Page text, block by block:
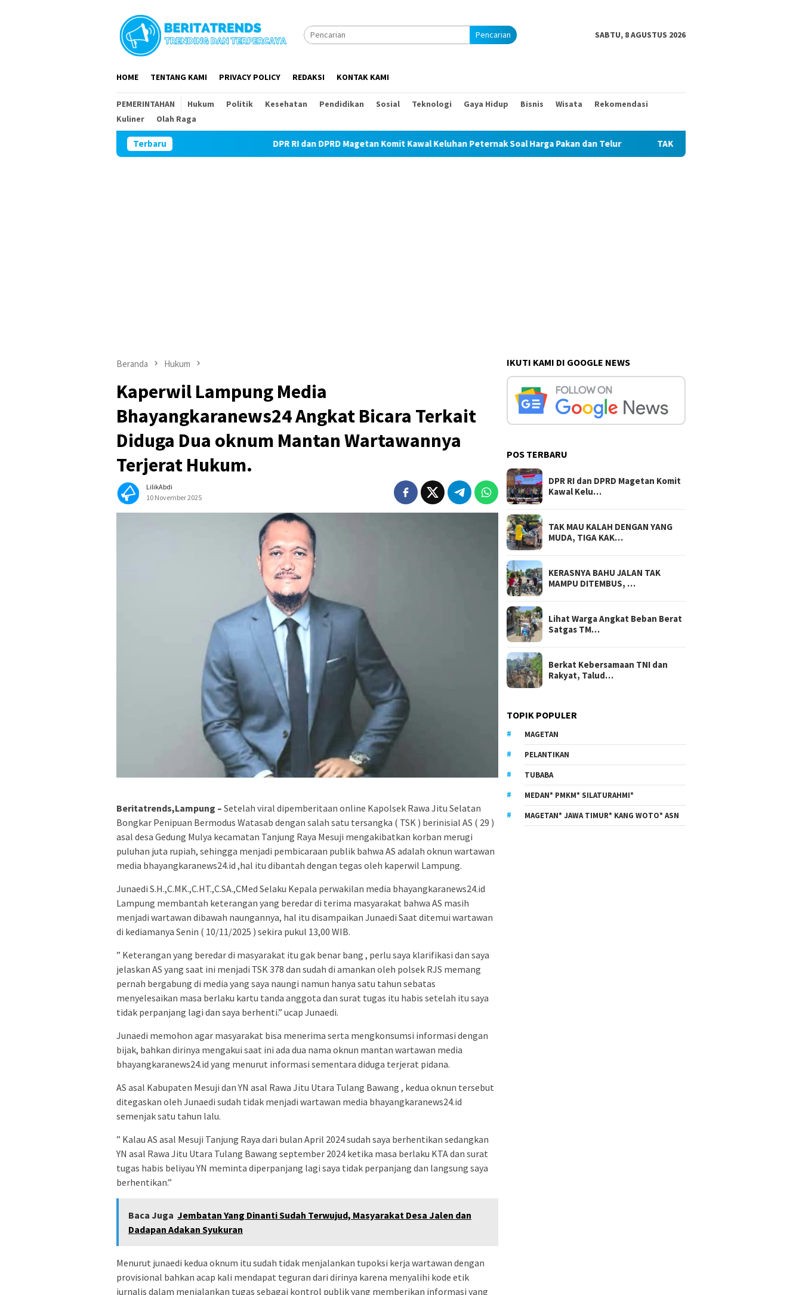
Pencarian SABTU, 8 AGUSTUS 2026
HOME TENTANG KAMI PRIVACY POLICY REDAKSI KONTAK KAMI
PEMERINTAHAN Hukum Politik Kesehatan Pendidikan Sosial Teknologi Gaya Hidup Bisnis Wisata
Rekomendasi
Kuliner
Olah Raga
Terbaru DPR RI dan DPRD Magetan Komit Kawal Keluhan Peternak Soal Harga Pakan dan Telur TAK MAU KALAH DENGAN YANG MUDA, TIGA
Beranda Hukum
Kaperwil Lampung Media
Bhayangkaranews24 Angkat Bicara Terkait
Diduga Dua oknum Mantan Wartawannya
Terjerat Hukum.
LilikAbdi
10 November 2025
Beritatrends,Lampung – Setelah viral dipemberitaan online Kapolsek Rawa Jitu Selatan
Bongkar Penipuan Bermodus Watasab dengan salah satu tersangka ( TSK ) berinisial AS ( 29 )
asal desa Gedung Mulya kecamatan Tanjung Raya Mesuji mengakibatkan korban merugi
puluhan juta rupiah, sehingga menjadi pembicaraan publik bahwa AS adalah oknun wartawan
media bhayangkaranews24.id ,hal itu dibantah dengan tegas oleh kaperwil Lampung.
Junaedi S.H.,C.MK.,C.HT.,C.SA.,CMed Selaku Kepala perwakilan media bhayangkaranews24.id
Lampung membantah keterangan yang beredar di terima masyarakat bahwa AS masih
menjadi wartawan dibawah naungannya, hal itu disampaikan Junaedi Saat ditemui wartawan
di kediamanya Senin ( 10/11/2025 ) sekira pukul 13,00 WIB.
” Keterangan yang beredar di masyarakat itu gak benar bang , perlu saya klarifikasi dan saya
jelaskan AS yang saat ini menjadi TSK 378 dan sudah di amankan oleh polsek RJS memang
pernah bergabung di media yang saya naungi namun hanya satu tahun sebatas
menyelesaikan masa berlaku kartu tanda anggota dan surat tugas itu habis setelah itu saya
tidak perpanjang lagi dan saya berhenti.” ucap Junaedi.
Junaedi memohon agar masyarakat bisa menerima serta mengkonsumsi informasi dengan
bijak, bahkan dirinya mengakui saat ini ada dua nama oknun mantan wartawan media
bhayangkaranews24.id yang menurut informasi sementara diduga terjerat pidana.
AS asal Kabupaten Mesuji dan YN asal Rawa Jitu Utara Tulang Bawang , kedua oknun tersebut
ditegaskan oleh Junaedi sudah tidak menjadi wartawan media bhayangkaranews24.id
semenjak satu tahun lalu.
” Kalau AS asal Mesuji Tanjung Raya dari bulan April 2024 sudah saya berhentikan sedangkan
YN asal Rawa Jitu Utara Tulang Bawang september 2024 ketika masa berlaku KTA dan surat
tugas habis beliyau YN meminta diperpanjang lagi saya tidak perpanjang dan langsung saya
berhentikan.”
Baca Juga Jembatan Yang Dinanti Sudah Terwujud, Masyarakat Desa Jalen dan
Dadapan Adakan Syukuran
Menurut junaedi kedua oknum itu sudah tidak menjalankan tupoksi kerja wartawan dengan
provisional bahkan acap kali mendapat teguran dari dirinya karena menyalihi kode etik
jurnalis dalam menjalankan tugas sebagai kontrol publik yang memberikan informasi yang
IKUTI KAMI DI GOOGLE NEWS
POS TERBARU
DPR RI dan DPRD Magetan Komit
Kawal Kelu…
TAK MAU KALAH DENGAN YANG
MUDA, TIGA KAK…
KERASNYA BAHU JALAN TAK
MAMPU DITEMBUS, …
Lihat Warga Angkat Beban Berat
Satgas TM…
Berkat Kebersamaan TNI dan
Rakyat, Talud…
TOPIK POPULER
MAGETAN
PELANTIKAN
TUBABA
MEDAN* PMKM* SILATURAHMI*
MAGETAN* JAWA TIMUR* KANG WOTO* ASN